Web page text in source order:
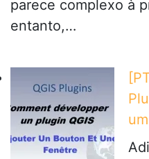
parece complexo à
entanto,…